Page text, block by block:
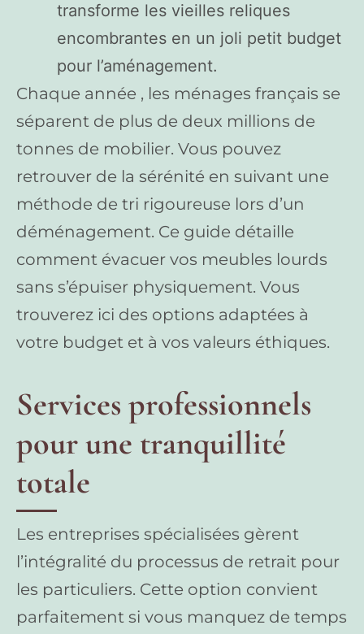
transforme les vieilles reliques
encombrantes en un joli petit budget
pour l’aménagement.
Chaque année , les ménages français se
séparent de plus de deux millions de
tonnes de mobilier. Vous pouvez
retrouver de la sérénité en suivant une
méthode de tri rigoureuse lors d’un
déménagement. Ce guide détaille
comment évacuer vos meubles lourds
sans s’épuiser physiquement. Vous
trouverez ici des options adaptées à
votre budget et à vos valeurs éthiques.
Services professionnels
pour une tranquillité
totale
Les entreprises spécialisées gèrent
l’intégralité du processus de retrait pour
les particuliers. Cette option convient
parfaitement si vous manquez de temps